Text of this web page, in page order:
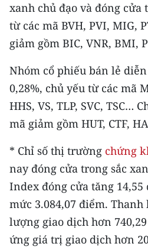
中文
FRANÇAIS
РУССКИЙ
ESPAÑOL
한국어
xanh chủ đạo và đóng cửa
từ các mã BVH, PVI, MIG,
giảm gồm BIC, VNR, BMI,
Nhóm cổ phiếu bán lẻ
0,28%, chủ yếu từ các mã
HHS, VS, TLP, SVC, TSC…
mã giảm gồm HUT, CTF,
* Chỉ số thị trường chứng
nay đóng cửa trong sắc
Index đóng cửa tăng 14,55
mức 3.084,07 điểm.
lượng giao dịch hơn
ứng giá trị giao dịch hơn